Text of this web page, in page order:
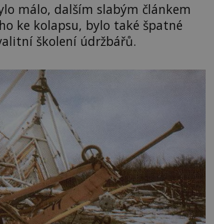
málo, dalším slabým článkem
ke kolapsu, bylo také špatné
školení údržbářů.